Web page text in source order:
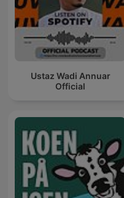
Ustaz Wadi Annuar
Official